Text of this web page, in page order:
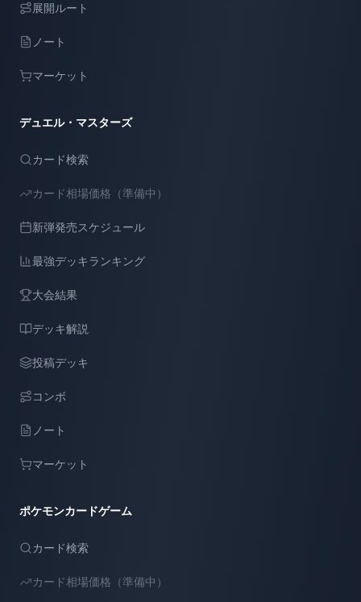
展開ルート
ノート
マーケット
デュエル・マスターズ
カード検索
カード相場価格（準備中）
新弾発売スケジュール
最強デッキランキング
大会結果
デッキ解説
投稿デッキ
コンボ
ノート
マーケット
ポケモンカードゲーム
カード検索
カード相場価格（準備中）